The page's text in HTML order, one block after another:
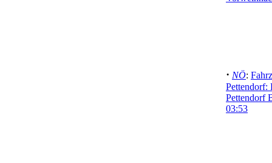
· NÖ:
Pettendorf:
Pettendorf
03:53